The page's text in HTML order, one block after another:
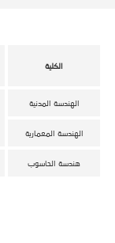
الكلية
الهندسة المدنية
الهندسة المعمارية
هندسة الحاسوب